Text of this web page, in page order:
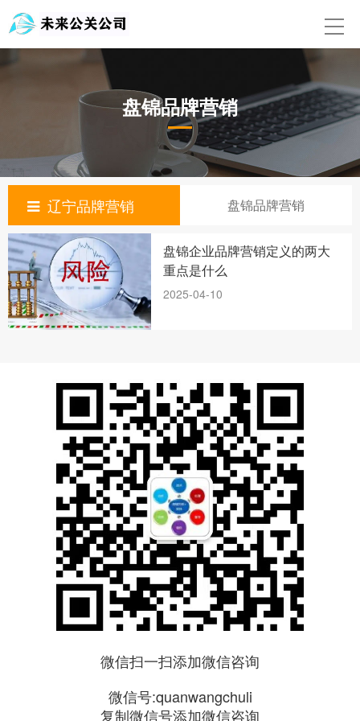
舆情监测公司
媒体发布
公关公司
新闻动态
舆情监测处理公司
品牌营销
盘锦品牌营销
辽宁品牌营销 盘锦品牌营销
盘锦企业品牌营销定义的两大
重点是什么
2025-04-10
微信扫一扫添加微信咨询
微信号:quanwangchuli
复制微信号添加微信咨询